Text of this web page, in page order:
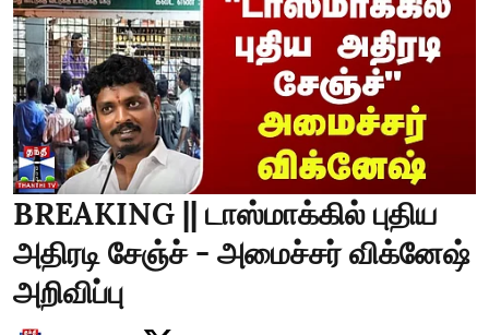
BREAKING || டாஸ்மாக்கில் புதிய
அதிரடி சேஞ்ச் - அமைச்சர் விக்னேஷ்
அறிவிப்பு